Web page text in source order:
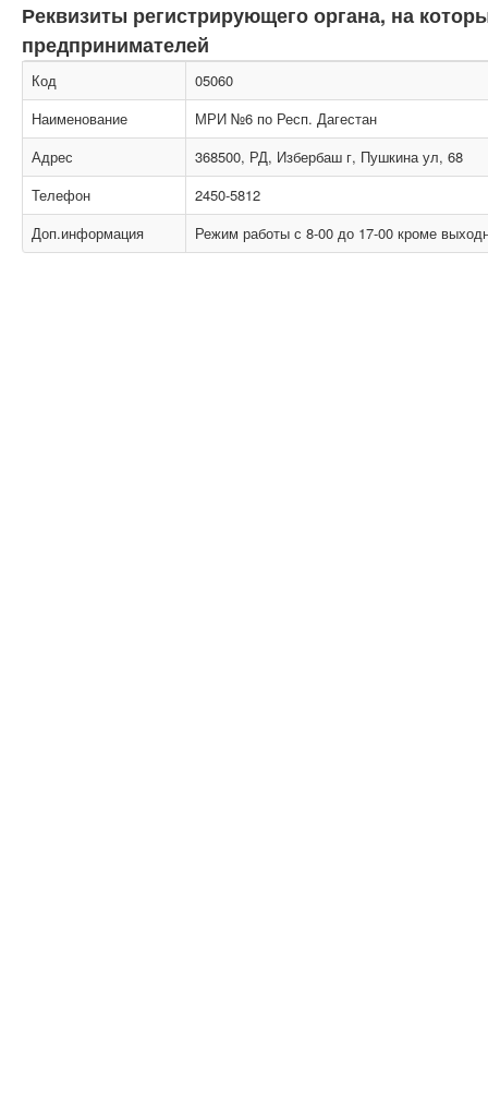
Реквизиты регистрирующего органа, на
предпринимателей
Код
05060
Наименование
МРИ №6 по Респ. Дагестан
Адрес
368500, РД, Избербаш г, Пушкина ул, 68
Телефон
2450-5812
Доп.информация
Режим работы с 8-00 до 17-00 кроме